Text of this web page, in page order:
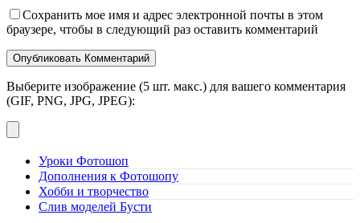
Сохранить мое имя и адрес электронной почты в этом
браузере, чтобы в следующий раз оставить комментарий
Выберите изображение (5 шт. макс.) для вашего комментария
(GIF, PNG, JPG, JPEG):
Уроки Фотошоп
Дополнения к Фотошопу
Хобби и творчество
Слив моделей Бусти